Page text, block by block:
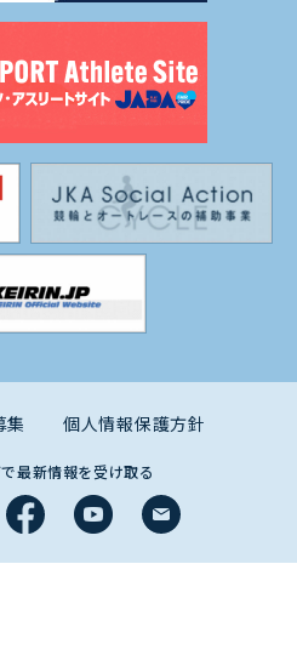
集 個人情報保護方針
最新情報を受け取る